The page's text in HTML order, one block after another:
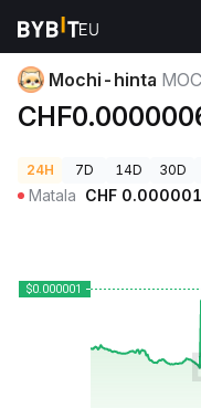
Kryptohinnat
Mochi-hinta
24H 7D 14D 30D
Matala CHF 0.000001